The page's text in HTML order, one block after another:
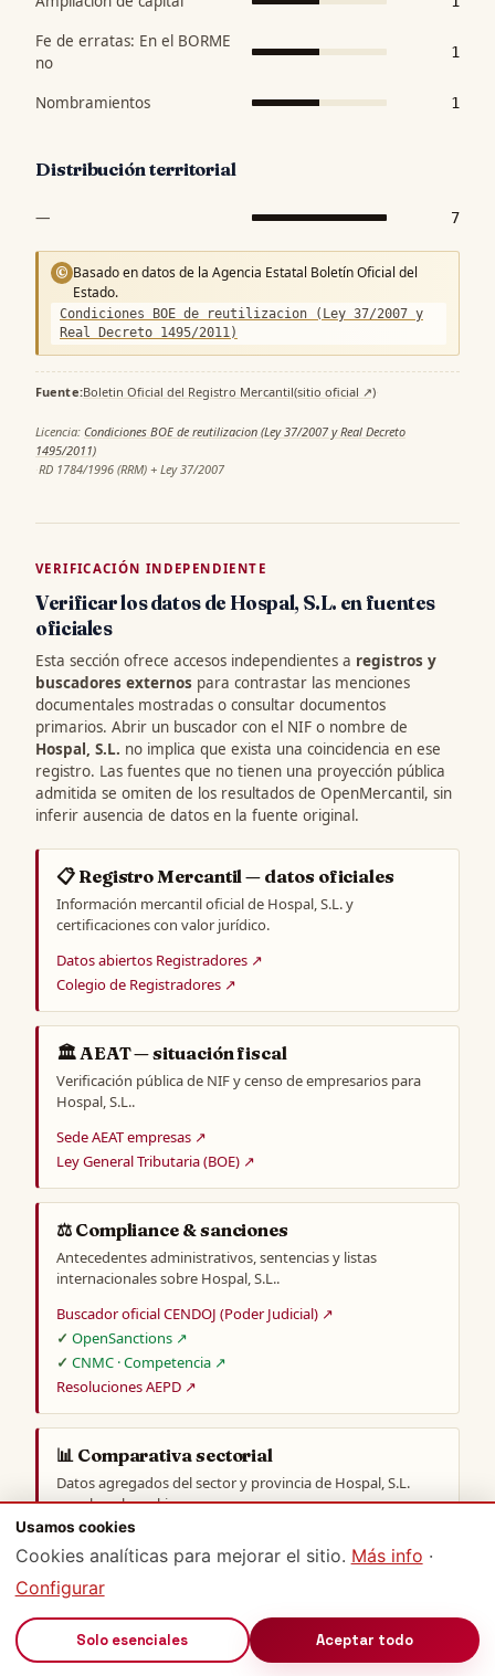
Fe de erratas: En el BORME
no
1
Nombramientos 1
Distribución territorial
— 7
© Basado en datos de la Agencia Estatal Boletín Oficial del
Estado.
Condiciones BOE de reutilizacion (Ley 37/2007 y
Real Decreto 1495/2011)
Fuente:Boletin Oficial del Registro Mercantil(sitio oficial ↗)·
Licencia: Condiciones BOE de reutilizacion (Ley 37/2007 y Real Decreto
1495/2011)
·RD 1784/1996 (RRM) + Ley 37/2007
VERIFICACIÓN INDEPENDIENTE
Verificar los datos de Hospal, S.L. en fuentes
oficiales
Esta sección ofrece accesos independientes a registros y
buscadores externos para contrastar las menciones
documentales mostradas o consultar documentos
primarios. Abrir un buscador con el NIF o nombre de
Hospal, S.L. no implica que exista una coincidencia en ese
registro. Las fuentes que no tienen una proyección pública
admitida se omiten de los resultados de OpenMercantil, sin
inferir ausencia de datos en la fuente original.
📋 Registro Mercantil — datos oficiales
Información mercantil oficial de Hospal, S.L. y
certificaciones con valor jurídico.
Datos abiertos Registradores ↗
Colegio de Registradores ↗
🏛️ AEAT — situación fiscal
Verificación pública de NIF y censo de empresarios para
Hospal, S.L..
Sede AEAT empresas ↗
Ley General Tributaria (BOE) ↗
⚖️ Compliance & sanciones
Antecedentes administrativos, sentencias y listas
internacionales sobre Hospal, S.L..
Buscador oficial CENDOJ (Poder Judicial) ↗
OpenSanctions ↗
CNMC · Competencia ↗
Resoluciones AEPD ↗
📊 Comparativa sectorial
Datos agregados del sector y provincia de Hospal, S.L.
para benchmarking.
BdE · Central de Balances ↗
INE · CNAE 2009 ↗
INE · Empresas en Barcelona ↗
🌍 Wikipedia / Wikidata
Usamos cookies
Cookies analíticas para mejorar el sitio. Más info ·
Configurar
Solo esenciales Aceptar todo